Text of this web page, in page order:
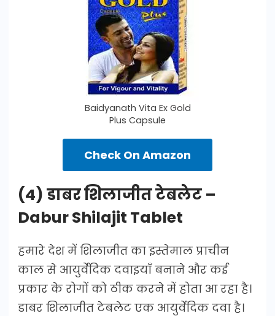
Baidyanath Vita Ex Gold
Plus Capsule
Check On Amazon
(4) डाबर शिलाजीत टेबलेट –
Dabur Shilajit Tablet
हमारे देश में शिलाजीत का इस्तेमाल प्राचीन
काल से आयुर्वेदिक दवाइयाँ बनाने और कई
प्रकार के रोगों को ठीक करने में होता आ रहा है।
डाबर शिलाजीत टेबलेट एक आयुर्वेदिक दवा है।